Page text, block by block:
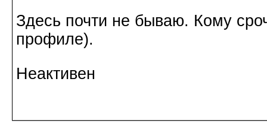
Здесь почти не бываю. Кому
профиле).
Неактивен